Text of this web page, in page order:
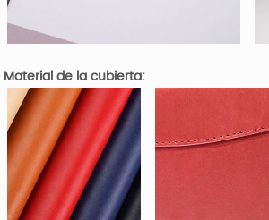
Material de la cubierta: